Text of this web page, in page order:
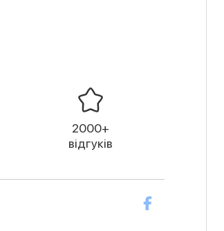
2000+
відгуків